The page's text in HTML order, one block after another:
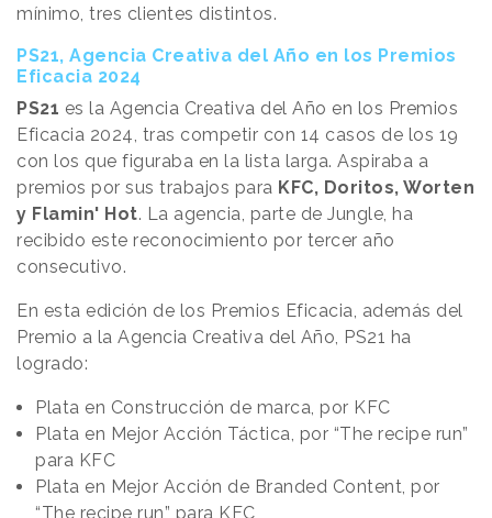
mínimo, tres clientes distintos.
PS21, Agencia Creativa del Año en los Premios
Eficacia 2024
PS21 es la Agencia Creativa del Año en los Premios
Eficacia 2024, tras competir con 14 casos de los 19
con los que figuraba en la lista larga. Aspiraba a
premios por sus trabajos para KFC, Doritos, Worten
y Flamin' Hot. La agencia, parte de Jungle, ha
recibido este reconocimiento por tercer año
consecutivo.
En esta edición de los Premios Eficacia, además del
Premio a la Agencia Creativa del Año, PS21 ha
logrado:
Plata en Construcción de marca, por KFC
Plata en Mejor Acción Táctica, por “The recipe run”
para KFC
Plata en Mejor Acción de Branded Content, por
“The recipe run” para KFC